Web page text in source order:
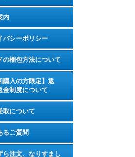
内
バシーポリシー
の梱包方法について
購入の方限定】返
金制度について
取について
るご質問
ら注文、なりすまし